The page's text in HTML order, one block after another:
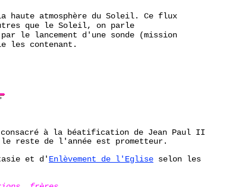
atmosphère du Soleil. Ce flux
que le Soleil, on parle
le lancement d'une sonde (mission
les contenant.
à la béatification de Jean Paul II
reste de l'année est prometteur.
et d' Enlèvement de l'Eglise selon les